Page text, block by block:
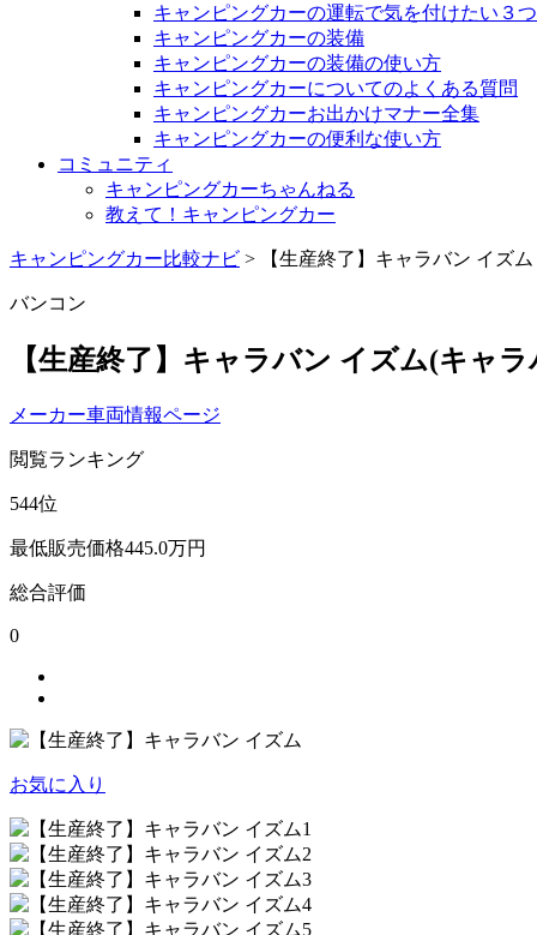
キャンピングカーの運転で気を付けたい３
キャンピングカーの装備
キャンピングカーの装備の使い方
キャンピングカーについてのよくある質問
キャンピングカーお出かけマナー全集
キャンピングカーの便利な使い方
コミュニティ
キャンピングカーちゃんねる
教えて！キャンピングカー
キャンピングカー比較ナビ > 【生産終了】キャラバン イズム
バンコン
【生産終了】キャラバン イズム(キャラ
メーカー車両情報ページ
閲覧ランキング
544位
最低販売価格445.0万円
総合評価
0
お気に入り